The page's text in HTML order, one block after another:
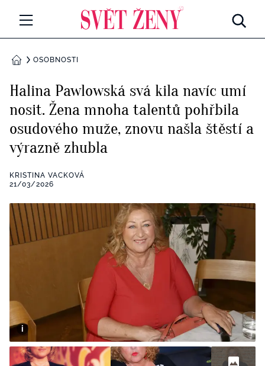
Všechny kategorie
Rozhovory
RETROHUBKY
PSYCHOLOGIE
Seberozvoj
ZDRAVÍ
Životní styl
ZÁBAVA
Všechny kategorie
BYDLENÍ
Rady a tipy
BurdaMedia
SVĚT ŽENY - 599 KČ
ROČNÍ PŘEDPLATNÉ SVĚT ŽENY +
SADA PRODUKTŮ MANA (10 ks)
DOMŮOSOBNOSTI
Halina Pawlowská svá kila navíc umí
nosit. Žena mnoha talentů pohřbila
osudového muže, znovu našla štěstí a
výrazně zhubla
KRISTINA VACKOVÁ
21/03/2026